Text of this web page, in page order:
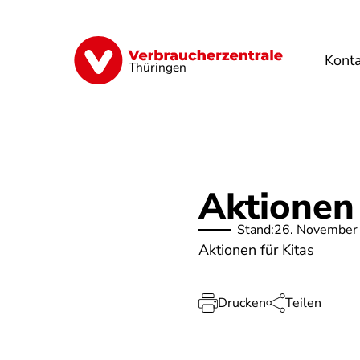
Thüringen
Finanzen Digitales Lebensmittel
Stand:26.
Aktionen für Kitas
Drucken Teilen